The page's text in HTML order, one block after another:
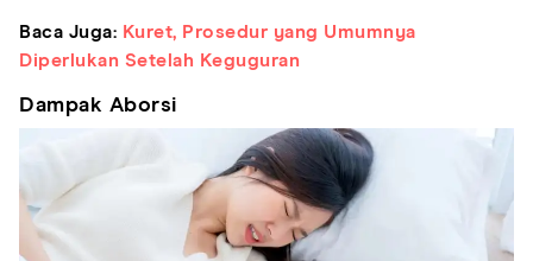
Baca Juga: Kuret, Prosedur yang Umumnya
Diperlukan Setelah Keguguran
Dampak Aborsi